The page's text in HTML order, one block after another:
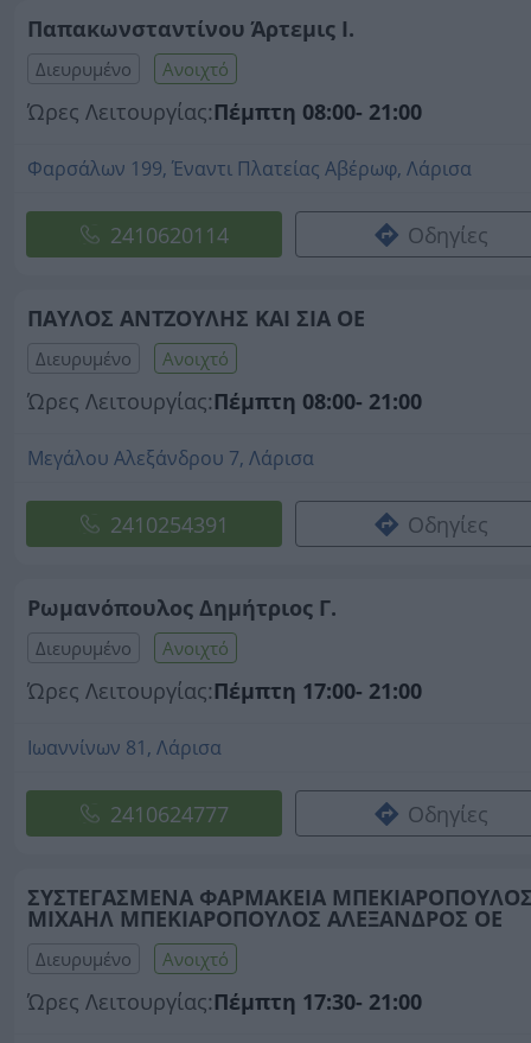
Παπακωνσταντίνου Άρτεμις Ι.
Διευρυμένο Ανοιχτό
Ώρες Λειτουργίας:Πέμπτη 08:00- 21:00
Φαρσάλων 199, Έναντι Πλατείας Αβέρωφ, Λάρισα
2410620114 Οδηγίες
ΠΑΥΛΟΣ ΑΝΤΖΟΥΛΗΣ ΚΑΙ ΣΙΑ ΟΕ
Διευρυμένο Ανοιχτό
Ώρες Λειτουργίας:Πέμπτη 08:00- 21:00
Μεγάλου Αλεξάνδρου 7, Λάρισα
2410254391 Οδηγίες
Ρωμανόπουλος Δημήτριος Γ.
Διευρυμένο Ανοιχτό
Ώρες Λειτουργίας:Πέμπτη 17:00- 21:00
Ιωαννίνων 81, Λάρισα
2410624777 Οδηγίες
ΣΥΣΤΕΓΑΣΜΕΝΑ ΦΑΡΜΑΚΕΙΑ
ΜΙΧΑΗΛ ΜΠΕΚΙΑΡΟΠΟΥΛΟΣ ΑΛΕΞΑΝΔΡΟΣ ΟΕ
Διευρυμένο Ανοιχτό
Ώρες Λειτουργίας:Πέμπτη 17:30- 21:00